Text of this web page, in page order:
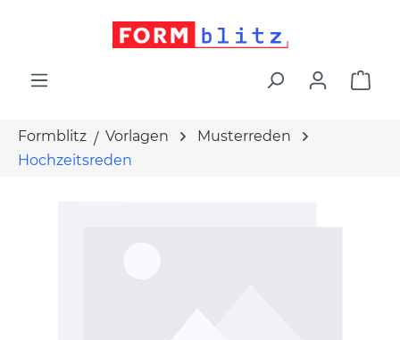
Formblitz Vorlagen
Musterreden
Hochzeitsreden